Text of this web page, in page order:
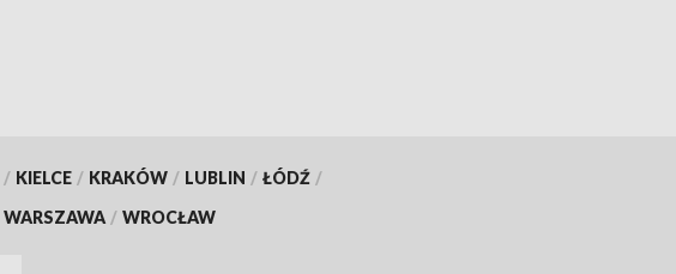
/ KIELCE / KRAKÓW / LUBLIN / ŁÓDŹ /
WARSZAWA / WROCŁAW